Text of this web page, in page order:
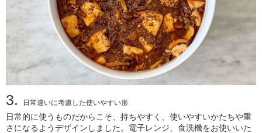
3. 日常遣いに考慮した使いやすい形
日常的に使うものだからこそ、持ちやすく、使いやすいかたちや重
さになるようデザインしました。電子レンジ、食洗機をお使いいた